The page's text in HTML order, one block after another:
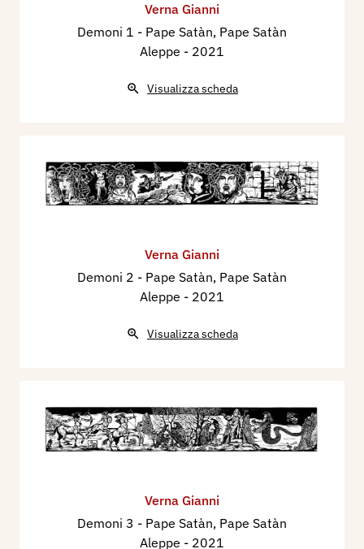
Verna Gianni
Demoni 1 - Pape Satàn, Pape Satàn
Aleppe - 2021
Visualizza scheda
Verna Gianni
Demoni 2 - Pape Satàn, Pape Satàn
Aleppe - 2021
Visualizza scheda
Verna Gianni
Demoni 3 - Pape Satàn, Pape Satàn
Aleppe - 2021